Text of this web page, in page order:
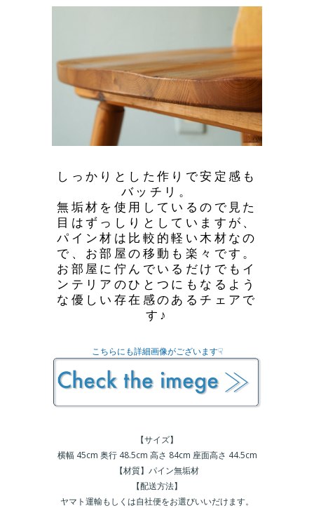
しっかりとした作りで安定感も
バッチリ。
無垢材を使用しているので見た
目はずっしりとしていますが、
パイン材は比較的軽い木材なの
で、お部屋の移動も楽々です。
お部屋に佇んでいるだけでもイ
ンテリアのひとつにもなるよう
な優しい存在感のあるチェアで
す♪
こちらにも詳細画像がございます☟
【サイズ】
横幅 45cm 奥行 48.5cm 高さ 84cm 座面高さ 44.5cm
【材質】パイン無垢材
【配送方法】
ヤマト運輸もしくは自社便をお選びいいだけます。